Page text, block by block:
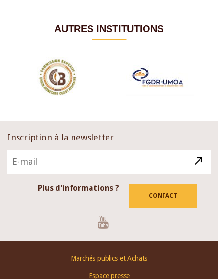
AUTRES INSTITUTIONS
Inscription à la newsletter
Plus d'informations ?
CONTACT
Marchés publics et Achats
Espace presse